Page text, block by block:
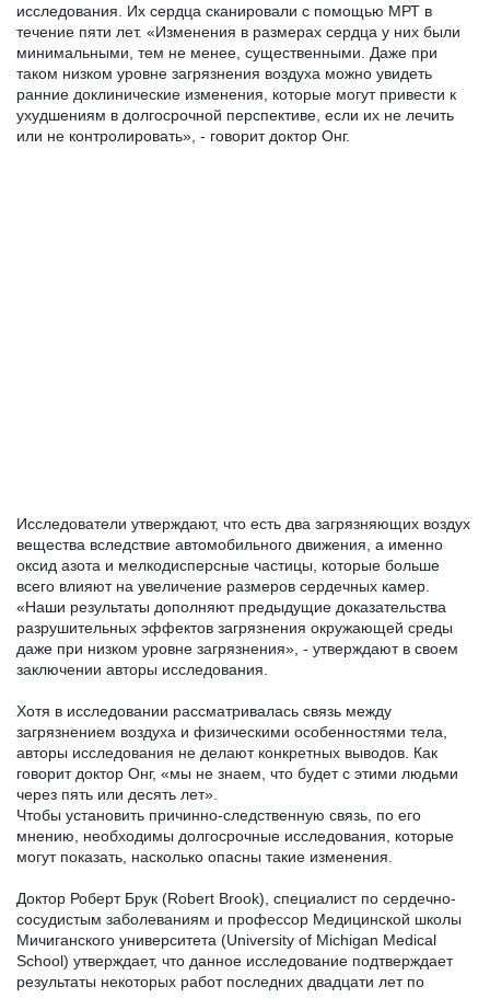
исследования. Их сердца сканировали с помощью МРТ в
течение пяти лет. «Изменения в размерах сердца у них были
минимальными, тем не менее, существенными. Даже при
таком низком уровне загрязнения воздуха можно увидеть
ранние доклинические изменения, которые могут привести к
ухудшениям в долгосрочной перспективе, если их не лечить
или не контролировать», - говорит доктор Онг.
Исследователи утверждают, что есть два загрязняющих воздух
вещества вследствие автомобильного движения, а именно
оксид азота и мелкодисперсные частицы, которые больше
всего влияют на увеличение размеров сердечных камер.
«Наши результаты дополняют предыдущие доказательства
разрушительных эффектов загрязнения окружающей среды
даже при низком уровне загрязнения», - утверждают в своем
заключении авторы исследования.
Хотя в исследовании рассматривалась связь между
загрязнением воздуха и физическими особенностями тела,
авторы исследования не делают конкретных выводов. Как
говорит доктор Онг, «мы не знаем, что будет с этими людьми
через пять или десять лет».
Чтобы установить причинно-следственную связь, по его
мнению, необходимы долгосрочные исследования, которые
могут показать, насколько опасны такие изменения.
Доктор Роберт Брук (Robert Brook), специалист по сердечно-
сосудистым заболеваниям и профессор Медицинской школы
Мичиганского университета (University of Michigan Medical
School) утверждает, что данное исследование подтверждает
результаты некоторых работ последних двадцати лет по